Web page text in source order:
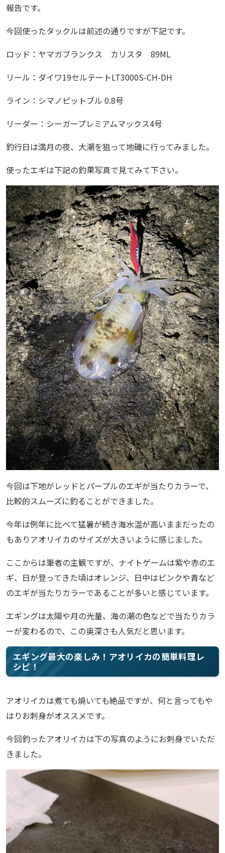
報告です。
今回使ったタックルは前述の通りですが下記です。
ロッド：ヤマガブランクス カリスタ 89ML
リール：ダイワ19セルテートLT3000S-CH-DH
ライン：シマノピットブル 0.8号
リーダー：シーガープレミアムマックス4号
釣行日は満月の夜、大潮を狙って地磯に行ってみました。
使ったエギは下記の釣果写真で見てみて下さい。
今回は下地がレッドとパープルのエギが当たりカラーで、
比較的スムーズに釣ることができました。
今年は例年に比べて猛暑が続き海水温が高いままだったの
もありアオリイカのサイズが大きいように感じました。
ここからは筆者の主観ですが、ナイトゲームは紫や赤のエ
ギ、日が登ってきた頃はオレンジ、日中はピンクや青など
のエギが当たりカラーであることが多いと感じています。
エギングは太陽や月の光量、海の潮の色などで当たりカラ
ーが変わるので、この奥深さも人気だと思います。
エギング最大の楽しみ！アオリイカの簡単料理レ
シピ！
アオリイカは煮ても焼いても絶品ですが、何と言ってもや
はりお刺身がオススメです。
今回釣ったアオリイカは下の写真のようにお刺身でいただ
きました。